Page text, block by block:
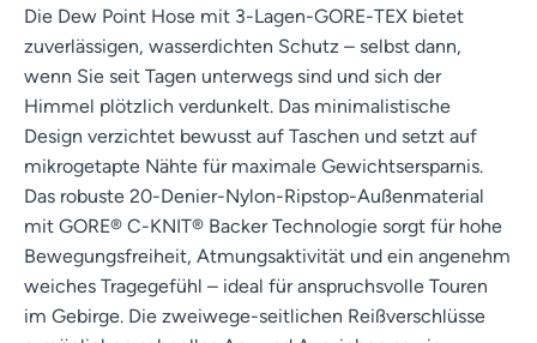
Die Dew Point Hose mit 3-Lagen-GORE-TEX bietet
zuverlässigen, wasserdichten Schutz – selbst dann,
wenn Sie seit Tagen unterwegs sind und sich der
Himmel plötzlich verdunkelt. Das minimalistische
Design verzichtet bewusst auf Taschen und setzt auf
mikrogetapte Nähte für maximale Gewichtsersparnis.
Das robuste 20-Denier-Nylon-Ripstop-Außenmaterial
mit GORE® C-KNIT® Backer Technologie sorgt für hohe
Bewegungsfreiheit, Atmungsaktivität und ein angenehm
weiches Tragegefühl – ideal für anspruchsvolle Touren
im Gebirge. Die zweiwege-seitlichen Reißverschlüsse